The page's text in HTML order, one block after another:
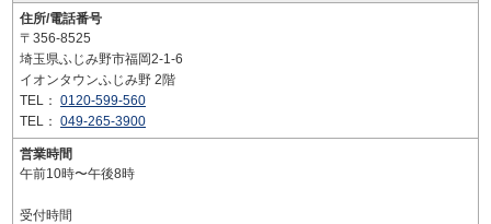
住所/電話番号
〒356-8525
埼玉県ふじみ野市福岡2-1-6
イオンタウンふじみ野 2階
TEL： 0120-599-560
TEL： 049-265-3900
営業時間
午前10時〜午後8時
受付時間